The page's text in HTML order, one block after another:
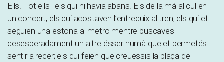
Ells. Tot ells i els qui hi havia abans. Els de la mà al cul en
un concert; els qui acostaven l’entrecuix al tren; els qui et
seguien una estona al metro mentre buscaves
desesperadament un altre ésser humà que et permetés
sentir a recer; els qui feien que creuessis la plaça de